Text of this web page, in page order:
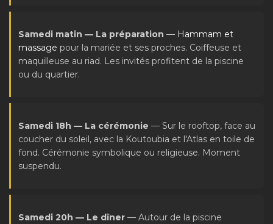
Samedi matin — La préparation — Hammam et
massage pour la mariée et ses proches. Coiffeuse et
maquilleuse au riad. Les invités profitent de la piscine
ou du quartier.
Samedi 18h — La cérémonie — Sur le rooftop, face au
coucher du soleil, avec la Koutoubia et l'Atlas en toile de
fond. Cérémonie symbolique ou religieuse. Moment
suspendu.
Samedi 20h — Le dîner — Autour de la piscine